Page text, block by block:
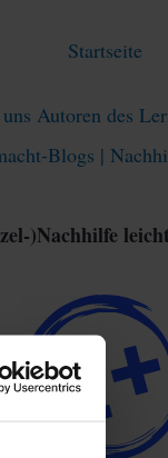
Startseite
Autoren des
Blogs |
)Nachhilfe